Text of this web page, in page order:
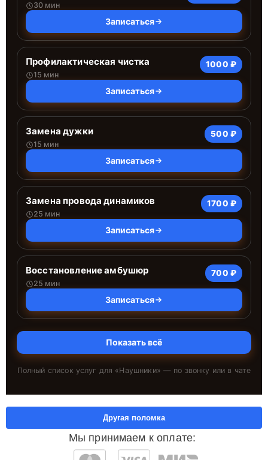
30 мин
Записаться
Профилактическая чистка
15 мин
1000 ₽
Записаться
Замена дужки
15 мин
500 ₽
Записаться
Замена провода динамиков
25 мин
1700 ₽
Записаться
Восстановление амбушюр
25 мин
700 ₽
Записаться
Показать всё
Полный список услуг для «Наушники» — по звонку или в чате
Мы принимаем к оплате:
Другая поломка